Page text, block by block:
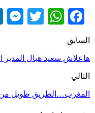
Facebook
السابق
هاعلاش سعيد هبال المدير
التالي
المغرب…الطريق طويل من